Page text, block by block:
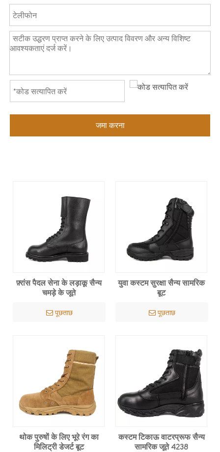
जमा करना
फ़्रांस पैदल सेना के लड़ाकू सैन्य
चमड़े के जूते
पूछताछ
युवा कस्टम सुरक्षा सैन्य सामरिक
बूट
पूछताछ
थोक पुरुषों के लिए भूरे रंग का
मिलिट्री डेजर्ट बूट
कस्टम टिकाऊ वाटरप्रूफ सैन्य
सामरिक जूते 4238